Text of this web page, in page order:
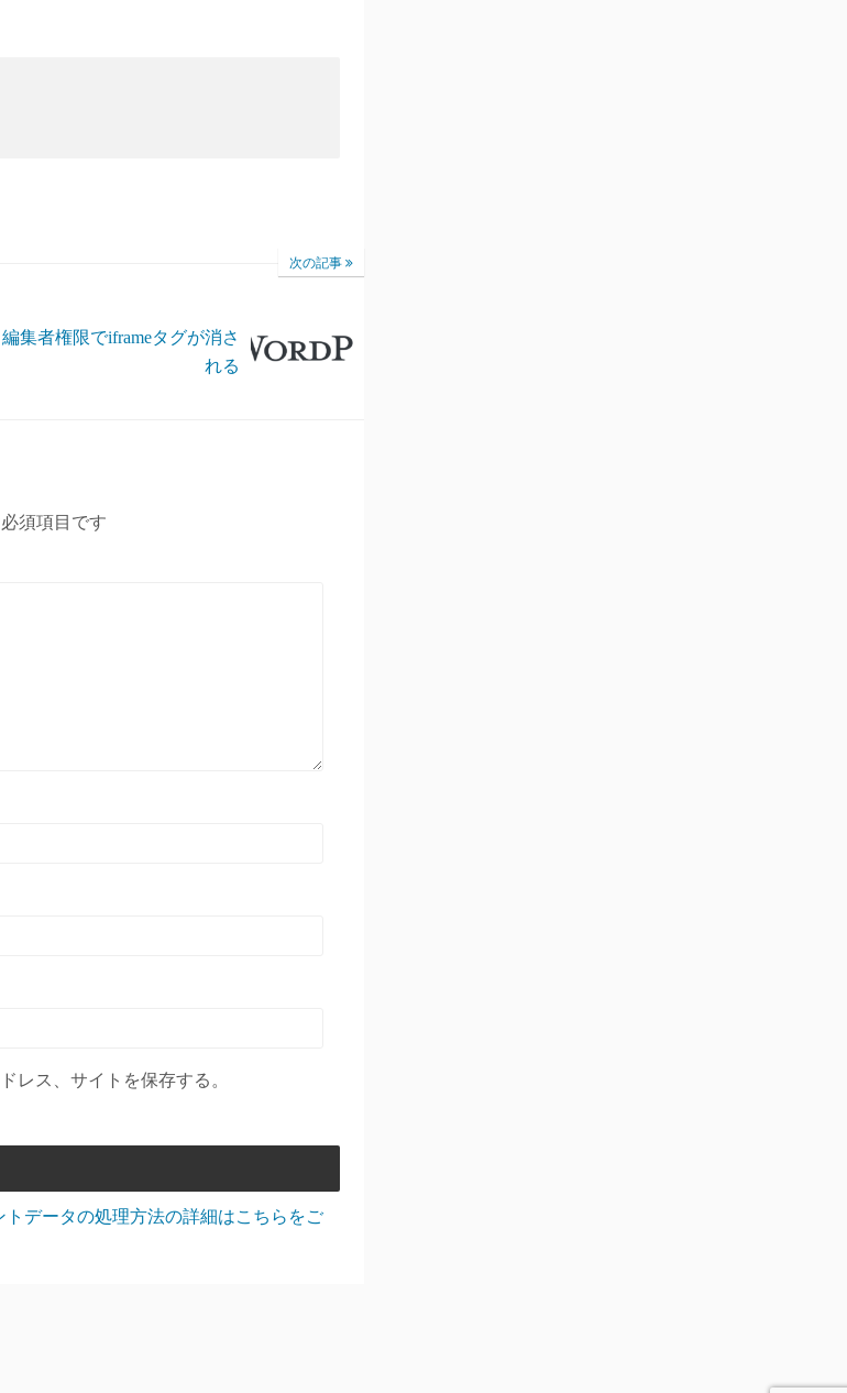
次の記事
編集者権限でiframeタグが消さ
れる
須項目です
レス、サイトを保存する。
トデータの処理方法の詳細はこちらをご